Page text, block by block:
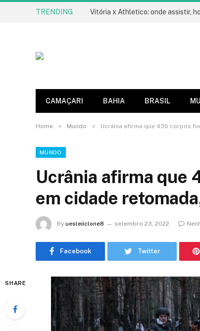
TRENDING
CAMAÇARI BAHIA BRASIL
Home » Mundo » Ucrânia afirma que 436 corpos
MUNDO
Ucrânia afirma que
em cidade
By uesleiiclone8 setembro 23, 2022
Facebook Twitter
SHARE